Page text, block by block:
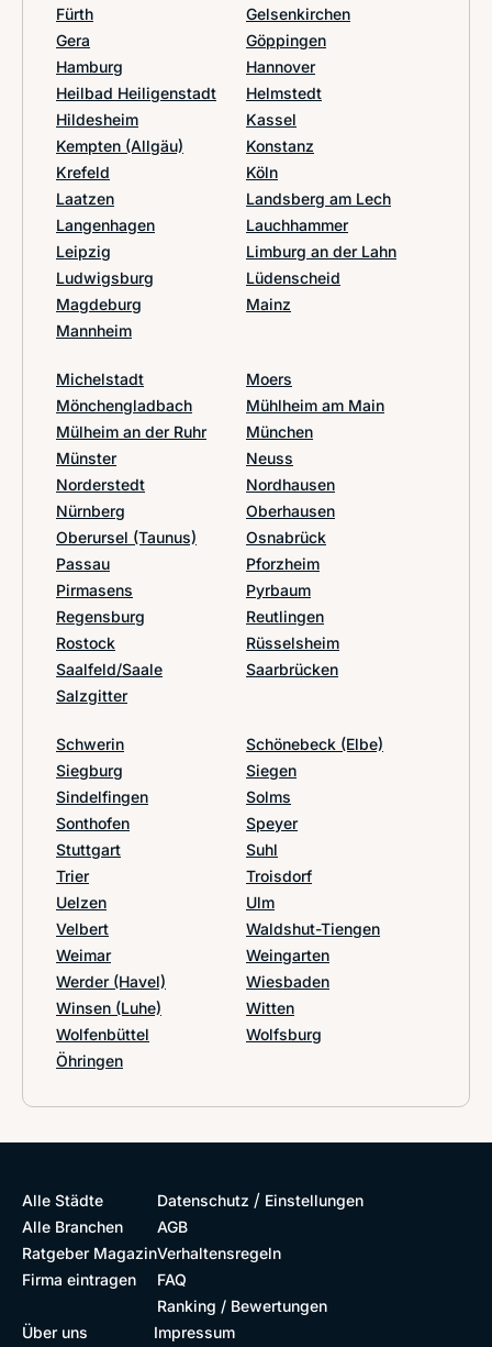
Fürth
Gelsenkirchen
Gera
Göppingen
Hamburg
Hannover
Heilbad Heiligenstadt
Helmstedt
Hildesheim
Kassel
Kempten (Allgäu)
Konstanz
Krefeld
Köln
Laatzen
Landsberg am Lech
Langenhagen
Lauchhammer
Leipzig
Limburg an der Lahn
Ludwigsburg
Lüdenscheid
Magdeburg
Mainz
Mannheim
Michelstadt
Moers
Mönchengladbach
Mühlheim am Main
Mülheim an der Ruhr
München
Münster
Neuss
Norderstedt
Nordhausen
Nürnberg
Oberhausen
Oberursel (Taunus)
Osnabrück
Passau
Pforzheim
Pirmasens
Pyrbaum
Regensburg
Reutlingen
Rostock
Rüsselsheim
Saalfeld/Saale
Saarbrücken
Salzgitter
Schwerin
Schönebeck (Elbe)
Siegburg
Siegen
Sindelfingen
Solms
Sonthofen
Speyer
Stuttgart
Suhl
Trier
Troisdorf
Uelzen
Ulm
Velbert
Waldshut-Tiengen
Weimar
Weingarten
Werder (Havel)
Wiesbaden
Winsen (Luhe)
Witten
Wolfenbüttel
Wolfsburg
Öhringen
Alle Städte
Alle Branchen
Ratgeber Magazin
Firma eintragen
Datenschutz / Einstellungen
AGB
Verhaltensregeln
FAQ
Ranking / Bewertungen
Über uns
Impressum